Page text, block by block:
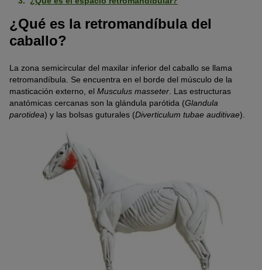
¿Qué es la retromandíbula del
caballo?
La zona semicircular del maxilar inferior del caballo se llama
retromandíbula. Se encuentra en el borde del músculo de la
masticación externo, el Musculus masseter . Las estructuras
anatómicas cercanas son la glándula parótida (Glandula
parotidea) y las bolsas guturales (Diverticulum tubae auditivae).